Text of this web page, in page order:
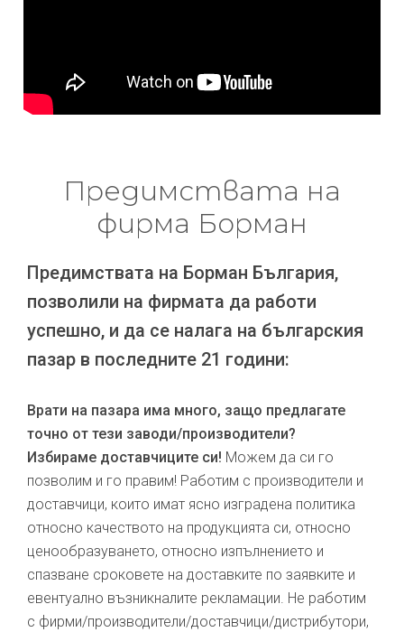
Предимствата на
фирма Борман
Предимствата на Борман България,
позволили на фирмата да работи
успешно, и да се налага на българския
пазар в последните 21 години:
Врати на пазара има много, защо предлагате
точно от тези заводи/производители?
Избираме доставчиците си! Можем да си го
позволим и го правим! Работим с производители и
доставчици, които имат ясно изградена политика
относно качеството на продукцията си, относно
ценообразуването, относно изпълнението и
спазване сроковете на доставките по заявките и
евентуално възникналите рекламации. Не работим
с фирми/производители/доставчици/дистрибутори,